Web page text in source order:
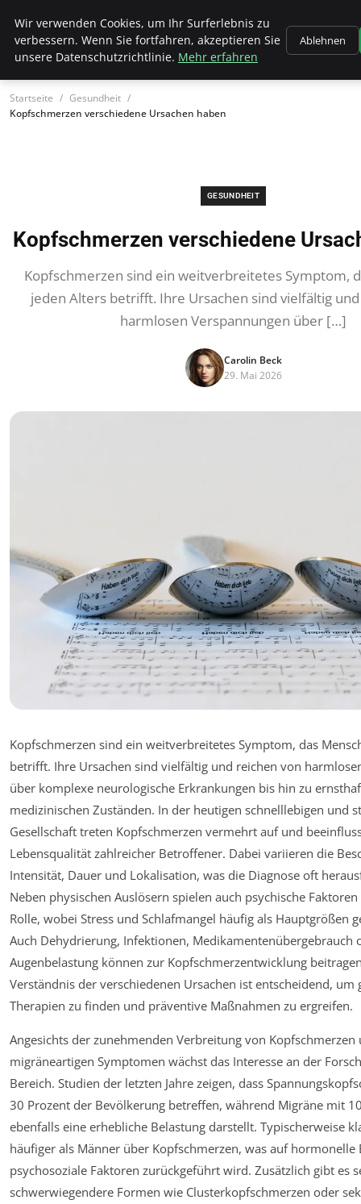
Wk Institut
Startseite
Gesundheit
Kopfschmerzen verschiedene Ursachen haben
GESUNDHEIT
Kopfschmerzen verschiedene
Kopfschmerzen sind ein weitverbreitetes Symptom,
jeden Alters betrifft. Ihre Ursachen sind vielfältig
harmlosen Verspannungen über […]
Carolin Beck
29. Mai 2026
Kopfschmerzen sind ein weitverbreitetes Symptom, das
betrifft. Ihre Ursachen sind vielfältig und reichen von
über komplexe neurologische Erkrankungen bis hin zu
medizinischen Zuständen. In der heutigen schnelllebigen und
Gesellschaft treten Kopfschmerzen vermehrt auf und
Lebensqualität zahlreicher Betroffener. Dabei variieren die
Intensität, Dauer und Lokalisation, was die Diagnose oft
Neben physischen Auslösern spielen auch psychische
Rolle, wobei Stress und Schlafmangel häufig als Hauptgrößen
Auch Dehydrierung, Infektionen, Medikamentenübergebrauch
Augenbelastung können zur Kopfschmerzentwicklung
Verständnis der verschiedenen Ursachen ist entscheidend, um
Therapien zu finden und präventive Maßnahmen zu ergreifen.
Angesichts der zunehmenden Verbreitung von Kopfschmerzen
migräneartigen Symptomen wächst das Interesse an der
Bereich. Studien der letzten Jahre zeigen, dass
30 Prozent der Bevölkerung betreffen, während Migräne mit
ebenfalls eine erhebliche Belastung darstellt. Typischerweise
häufiger als Männer über Kopfschmerzen, was auf hormonelle
psychosoziale Faktoren zurückgeführt wird. Zusätzlich gibt es
schwerwiegendere Formen wie Clusterkopfschmerzen oder
Wir verwenden Cookies, um Ihr Surferlebnis zu
verbessern. Wenn Sie fortfahren, akzeptieren Sie
unsere Datenschutzrichtlinie. Mehr erfahren
Ablehnen